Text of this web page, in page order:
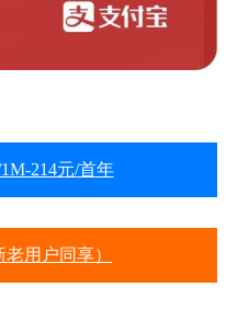
214元/首年
用户同享）